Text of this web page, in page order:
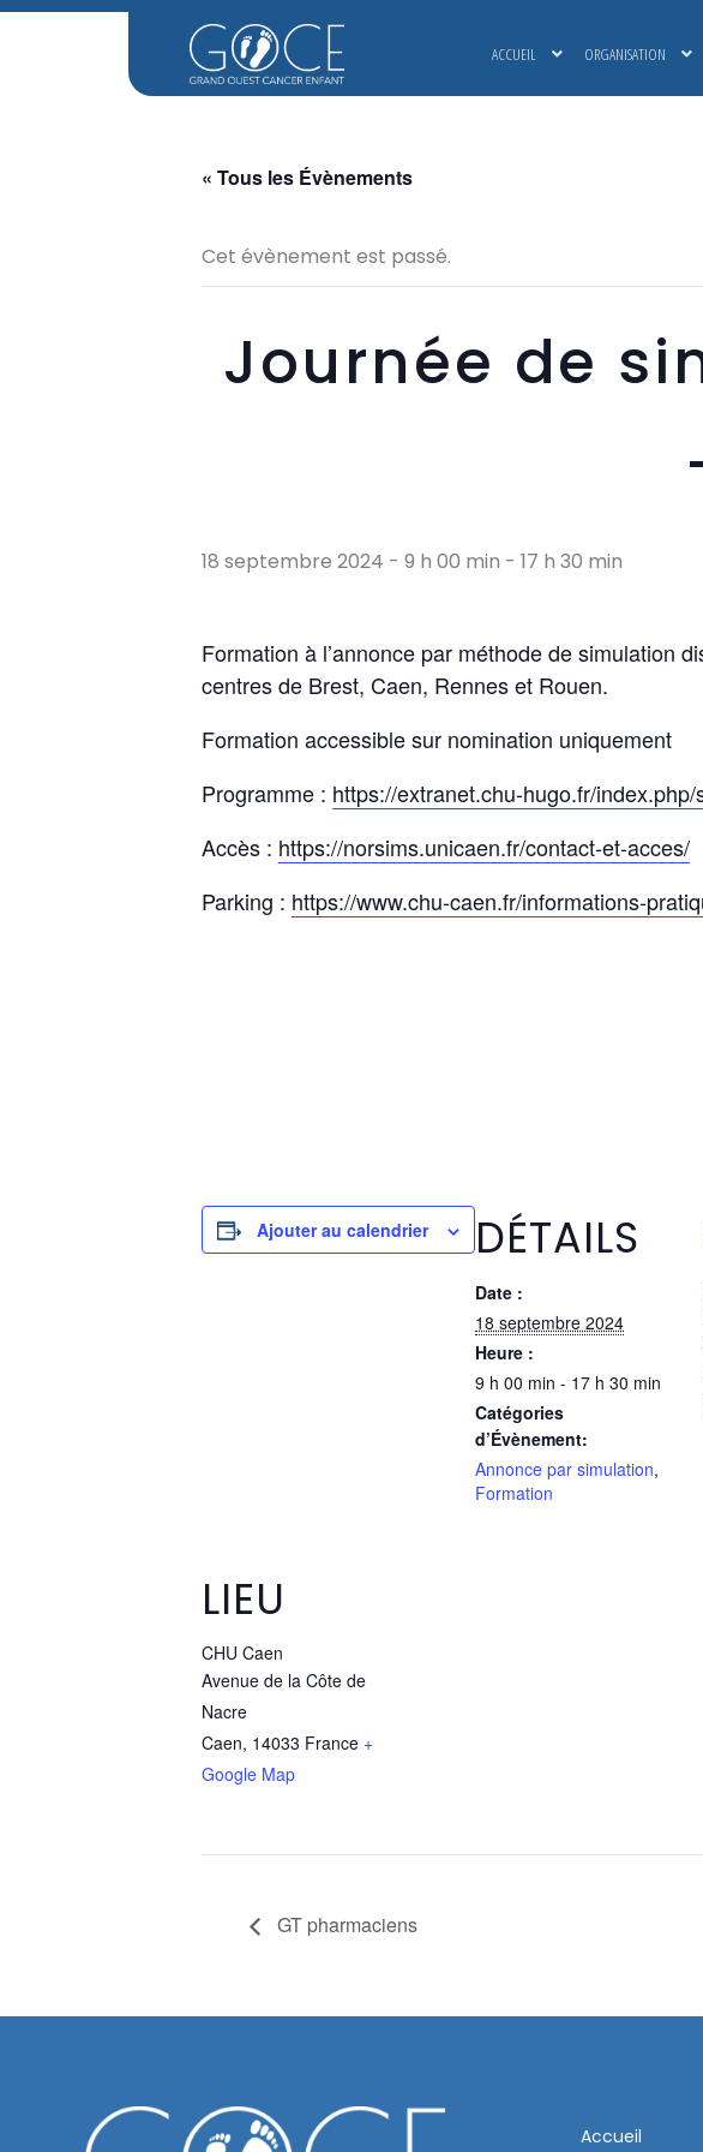
ACCUEIL ORGANISATION
« Tous les Évènements
Cet évènement est passé.
Journée de
18 septembre 2024 - 9 h 00 min - 17 h 30 min
Formation à l’annonce par méthode de simulation
centres de Brest, Caen, Rennes et Rouen.
Formation accessible sur nomination uniquement
Programme : https://extranet.chu-hugo.fr/
Accès : https://norsims.unicaen.fr/contact-et-acces/
Parking : https://www.chu-caen.fr/informations-
Ajouter au calendrier DÉTAILS
Date :
18 septembre 2024
Heure :
9 h 00 min - 17 h 30 min
Catégories
d’Évènement:
Annonce par simulation,
Formation
LIEU
CHU Caen
Avenue de la Côte de
Nacre
Caen, 14033 France +
Google Map
GT pharmaciens
Accueil